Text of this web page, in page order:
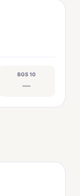
BGS 10
—